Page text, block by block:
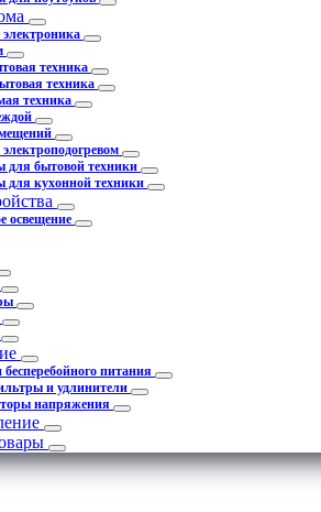
техника
техника
техника
для бытовой техники
для кухонной техники
освещение
питания
и удлинители
напряжения